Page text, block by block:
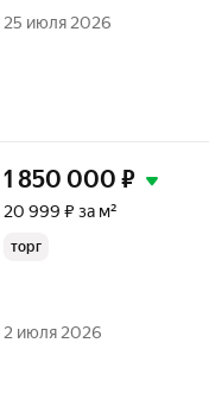
25 июля 2026
1 850 000 ₽
20 999 ₽ за м²
торг
2 июля 2026